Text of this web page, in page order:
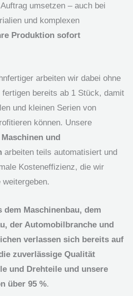
umsetzen – auch bei
und komplexen
Produktion sofort
arbeiten wir dabei ohne
fertigen bereits ab 1 Stück, damit
und kleinen Serien von
können. Unsere
und
arbeiten teils automatisiert und
Kosteneffizienz, die wir
dem Maschinenbau, dem
der Automobilbranche und
verlassen sich bereits auf
zuverlässige Qualität
und Drehteile und unsere
über 95 %.